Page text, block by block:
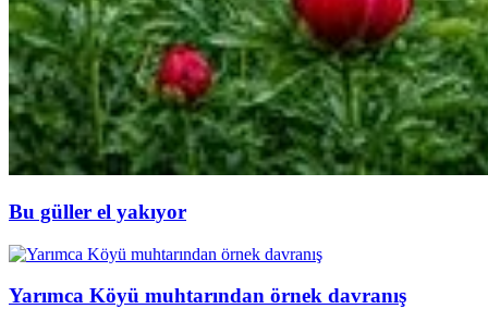
Bu güller el yakıyor
Yarımca Köyü muhtarından örnek davranış